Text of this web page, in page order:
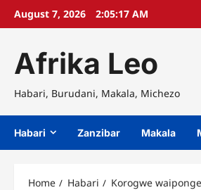
SkipAugust 7, 2026 2:05:18 AM
Afrika Leo
Habari, Burudani, Makala, Michezo
Habari Zanzibar Makala
Home Habari Korogwe